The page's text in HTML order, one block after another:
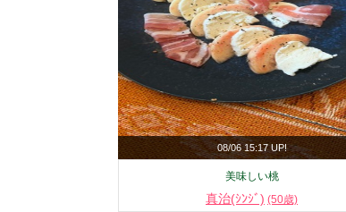
08/06 15:17 UP!
美味しい桃
真治(ｼﾝｼﾞ) (50歳)